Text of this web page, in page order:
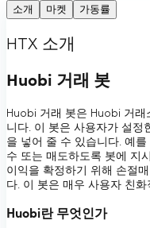
소개
마켓 가동률
HTX 소개
Huobi 거래 봇
Huobi 거래 봇은 Huobi 거래
니다. 이 봇은 사용자가 설정
을 넣어 줄 수 있습니다. 예
수 또는 매도하도록 봇에 지
이익을 확정하기 위해 손절
다. 이 봇은 매우 사용자 친
Huobi란 무엇인가